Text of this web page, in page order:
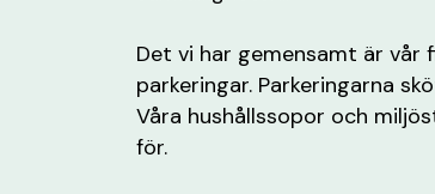
Det vi har gemensamt är vår
parkeringar. Parkeringarna
Våra hushållssopor och
för.